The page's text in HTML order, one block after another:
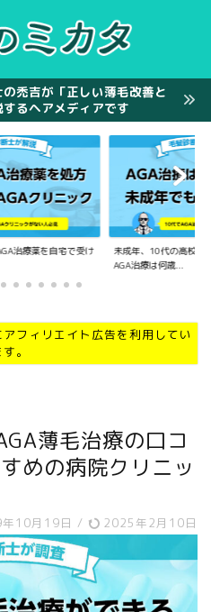
禿吉が「正しい薄毛改善と
るヘアメディアです
治療薬を自宅で受け
未成年、10代の高校生
AGA治療は何歳...
フィリエイト広告を利用してい
。
薄毛治療の口コ
めの病院クリニッ
10月19日 / 2025年2月10日